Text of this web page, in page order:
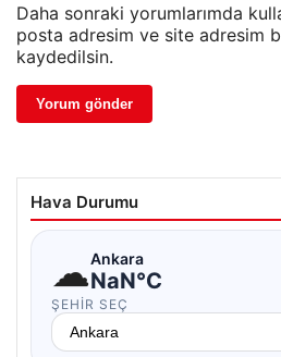
Daha sonraki yorumlarımda
posta adresim ve site adresim
kaydedilsin.
Hava Durumu
☁Ankara
NaN°C
ŞEHIR SEÇ